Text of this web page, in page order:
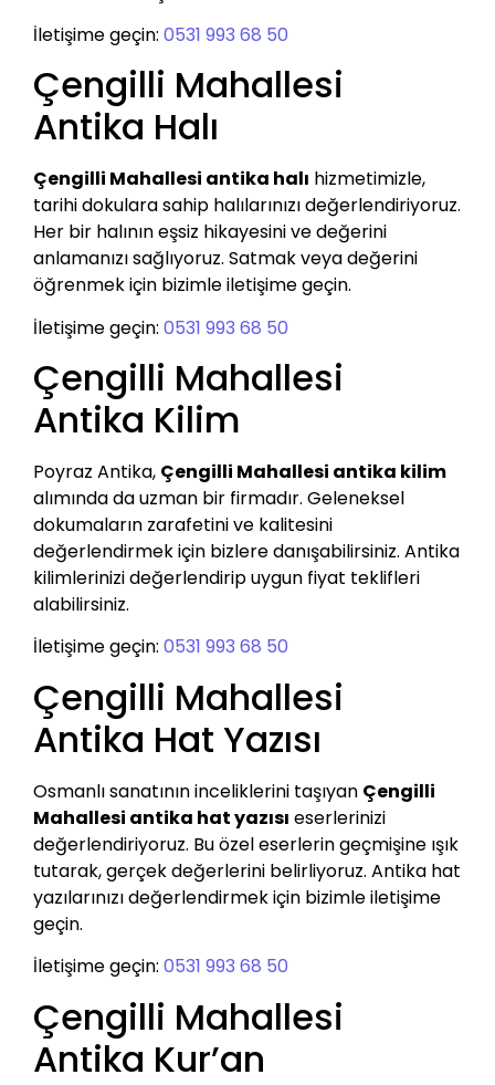
İletişime geçin: 0531 993 68 50
Çengilli Mahallesi
Antika Halı
Çengilli Mahallesi antika halı hizmetimizle,
tarihi dokulara sahip halılarınızı değerlendiriyoruz.
Her bir halının eşsiz hikayesini ve değerini
anlamanızı sağlıyoruz. Satmak veya değerini
öğrenmek için bizimle iletişime geçin.
İletişime geçin: 0531 993 68 50
Çengilli Mahallesi
Antika Kilim
Poyraz Antika, Çengilli Mahallesi antika kilim
alımında da uzman bir firmadır. Geleneksel
dokumaların zarafetini ve kalitesini
değerlendirmek için bizlere danışabilirsiniz. Antika
kilimlerinizi değerlendirip uygun fiyat teklifleri
alabilirsiniz.
İletişime geçin: 0531 993 68 50
Çengilli Mahallesi
Antika Hat Yazısı
Osmanlı sanatının inceliklerini taşıyan Çengilli
Mahallesi antika hat yazısı eserlerinizi
değerlendiriyoruz. Bu özel eserlerin geçmişine ışık
tutarak, gerçek değerlerini belirliyoruz. Antika hat
yazılarınızı değerlendirmek için bizimle iletişime
geçin.
İletişime geçin: 0531 993 68 50
Çengilli Mahallesi
Antika Kur’an